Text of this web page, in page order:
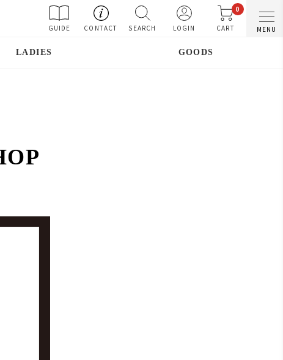
GUIDE CONTACT SEARCH LOGIN
0
CART MENU
LADIES GOODS